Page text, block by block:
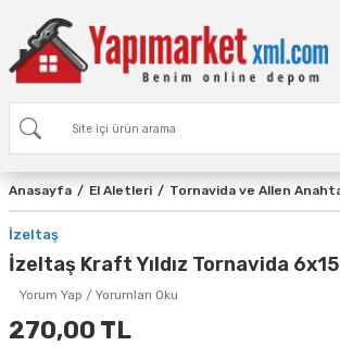
Anasayfa El Aletleri Tornavida ve Allen
İzeltaş
İzeltaş Kraft Yıldız Tornavida
Yorum Yap / Yorumları Oku
270,00 TL